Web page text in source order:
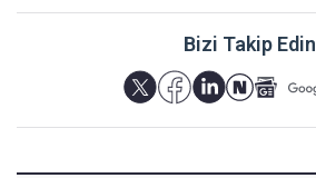
Bizi Takip Edin